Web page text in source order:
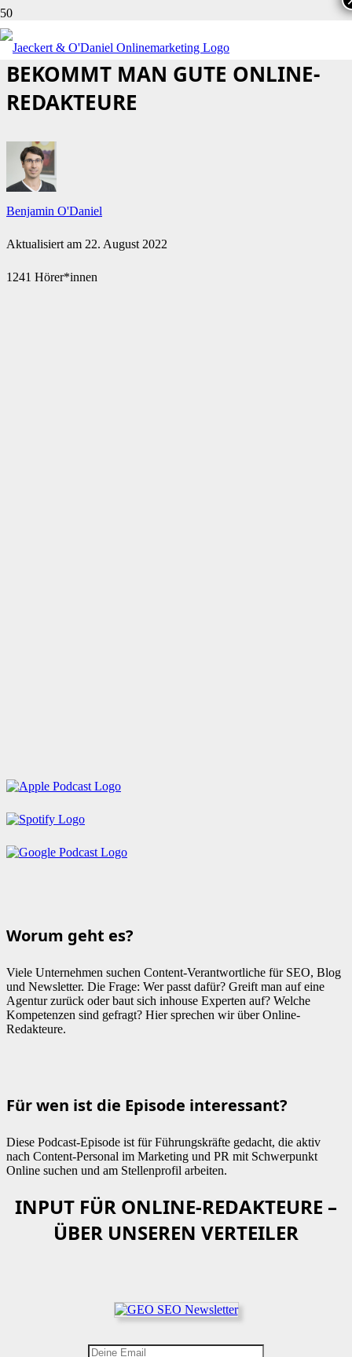
ICH BRAUCH PERSONAL! SO
BEKOMMT MAN GUTE ONLINE-
REDAKTEURE
Benjamin O'Daniel
Aktualisiert am 22. August 2022
1241 Hörer*innen
Worum geht es?
Viele Unternehmen suchen Content-Verantwortliche für SEO, Blog
und Newsletter. Die Frage: Wer passt dafür? Greift man auf eine
Agentur zurück oder baut sich inhouse Experten auf? Welche
Kompetenzen sind gefragt? Hier sprechen wir über Online-
Redakteure.
Für wen ist die Episode interessant?
Diese Podcast-Episode ist für Führungskräfte gedacht, die aktiv
nach Content-Personal im Marketing und PR mit Schwerpunkt
Online suchen und am Stellenprofil arbeiten.
INPUT FÜR ONLINE-REDAKTEURE –
ÜBER UNSEREN VERTEILER